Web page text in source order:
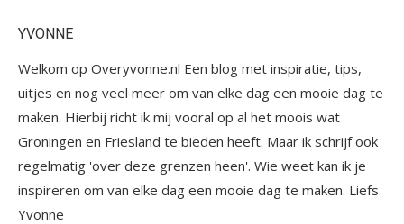
YVONNE
Welkom op Overyvonne.nl Een blog met inspiratie, tips,
uitjes en nog veel meer om van elke dag een mooie dag te
maken. Hierbij richt ik mij vooral op al het moois wat
Groningen en Friesland te bieden heeft. Maar ik schrijf ook
regelmatig 'over deze grenzen heen'. Wie weet kan ik je
inspireren om van elke dag een mooie dag te maken. Liefs
Yvonne